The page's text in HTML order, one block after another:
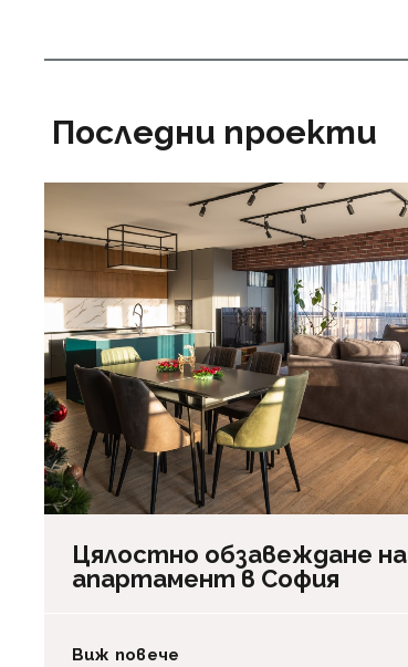
Последни проекти
Цялостно обзавеждане на
апартамент в София
Виж повече